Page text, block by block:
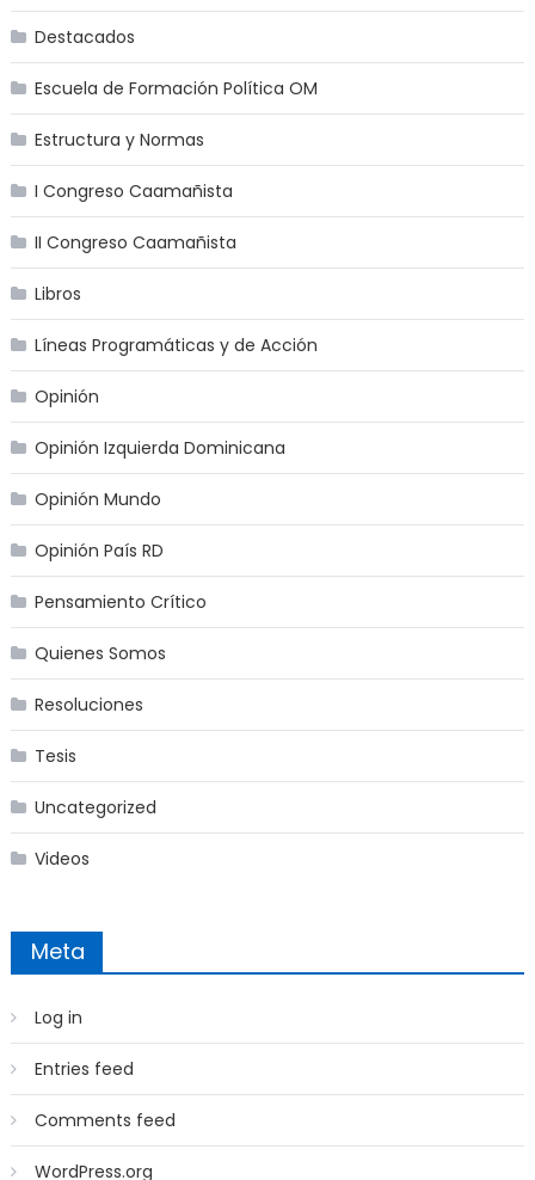
Destacados
Escuela de Formación Política OM
Estructura y Normas
I Congreso Caamañista
II Congreso Caamañista
Libros
Líneas Programáticas y de Acción
Opinión
Opinión Izquierda Dominicana
Opinión Mundo
Opinión País RD
Pensamiento Crítico
Quienes Somos
Resoluciones
Tesis
Uncategorized
Videos
Meta
Log in
Entries feed
Comments feed
WordPress.org